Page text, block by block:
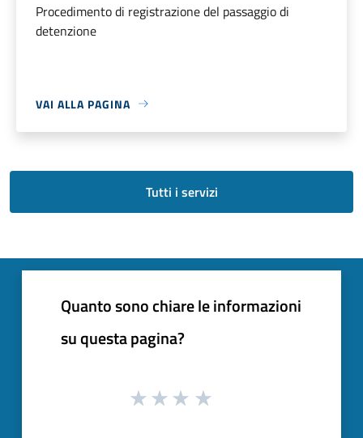
Procedimento di registrazione del passaggio di
detenzione
VAI ALLA PAGINA
Tutti i servizi
Quanto sono chiare le informazioni
su questa pagina?